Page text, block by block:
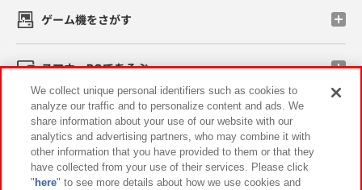
ゲーム機をさがす
スマホ・PCであそぶ
イベント・キャンペーン
We collect unique personal identifiers such as cookies to
analyze our traffic and to personalize content and ads. We
share information about your use of our website with our
analytics and advertising partners, who may combine it with
other information that you have provided to them or that they
have collected from your use of their services. Please click
" here" to see more details about how we use cookies and